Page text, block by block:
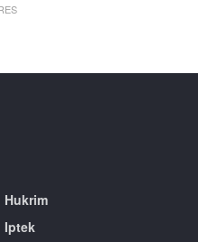
Hukrim
Iptek